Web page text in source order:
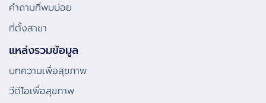
คําถามที่พบบ่อย
ที่ตั้งสาขา
แหล่งรวมข้อมูล
บทความเพื่อสุขภาพ
วีดีโอเพื่อสุขภาพ